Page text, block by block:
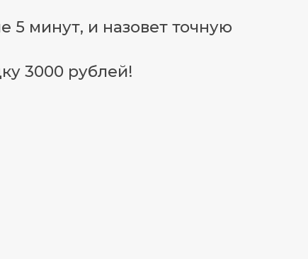
5 минут, и назовет точную
3000 рублей!